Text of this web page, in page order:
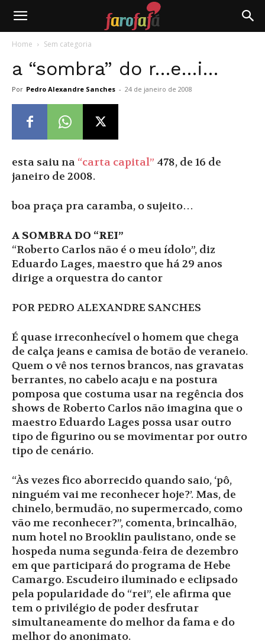
Farofafá
Home Sem categoria
a “sombra” do r…e…i…
Por Pedro Alexandre Sanches - 24 de janeiro de 2008
esta saiu na “carta capital” 478, de 16 de
janeiro de 2008.
boa praça pra caramba, o sujeito…
A SOMBRA DO “REI”
“Roberto Carlos não é o meu ídolo”, diz
Eduardo Lages, maestro que há 29 anos
dirige a orquestra do cantor
POR PEDRO ALEXANDRE SANCHES
É quase irreconhecível o homem que chega
de calça jeans e camisa de botão de veraneio.
Quem o vê nos ternos brancos, nas gravatas
berrantes, no cabelo acaju e na postura
pomposa que costuma usar na regência dos
shows de Roberto Carlos não imagina que o
maestro Eduardo Lages possa usar outro
tipo de figurino ou se movimentar por outro
tipo de cenário.
“Às vezes fico aborrecido quando saio, ‘pô,
ninguém vai me reconhecer hoje?’. Mas, de
chinelo, bermudão, no supermercado, como
vão me reconhecer?”, comenta, brincalhão,
num hotel no Brooklin paulistano, onde se
hospeda numa segunda-feira de dezembro
em que participará do programa de Hebe
Camargo. Escudeiro iluminado e eclipsado
pela popularidade do “rei”, ele afirma que
tem o privilégio de poder desfrutar
simultaneamente do melhor da fama e do
melhor do anonimato.